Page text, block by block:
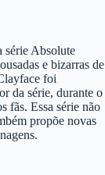
série Absolute
e bizarras de
foi
da série, durante o
fãs. Essa série não
propõe novas